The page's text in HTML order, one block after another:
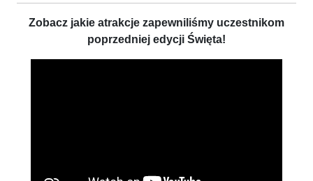
Zobacz jakie atrakcje zapewniliśmy uczestnikom
poprzedniej edycji Święta!